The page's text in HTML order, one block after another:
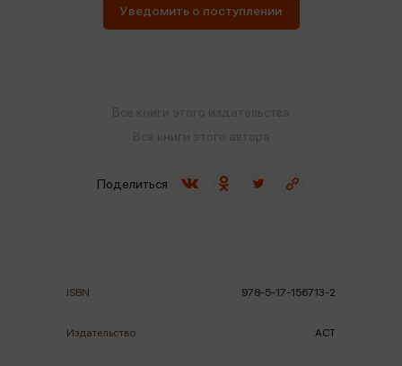
ISBN 978-5-17-156713-2
Издательство АСТ
Уведомить о поступлении
Поделиться